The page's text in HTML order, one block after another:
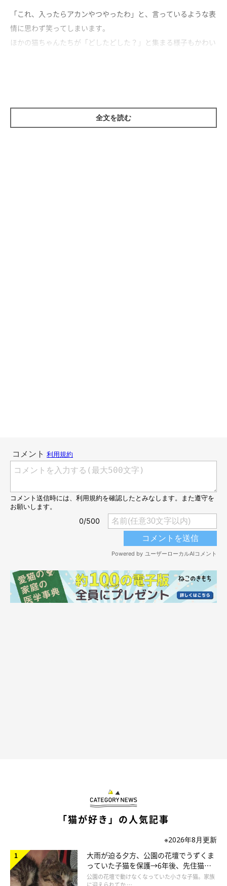
「これ、入ったらアカンやつやったわ」と、言っているような表
情に思わず笑ってしまいます。
ほかの猫ちゃんたちが「どしたどした？」と集まる様子もかわい
無事に出てきた豆大福くんでした！
全文を読む
「猫が好き」の人気記事
※2026年8月更新
大雨が迫る夕方、公園の花壇でうずくま
っていた子猫を保護→6年後、先住猫
と“姉妹”のような関係に
公園の花壇で動けなくなっていた小さな子猫。家族